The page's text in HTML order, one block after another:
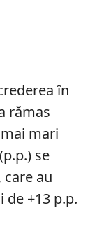
în
rămas
mari
se
au
+13 p.p.